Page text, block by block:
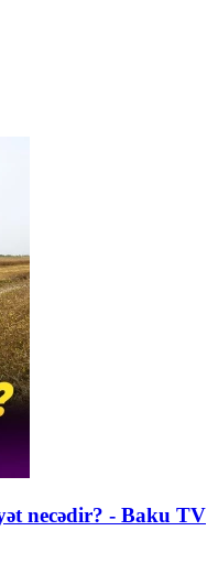
necədir? - Baku TV